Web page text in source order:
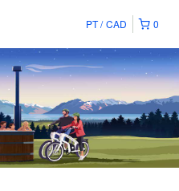
0
PT CAD